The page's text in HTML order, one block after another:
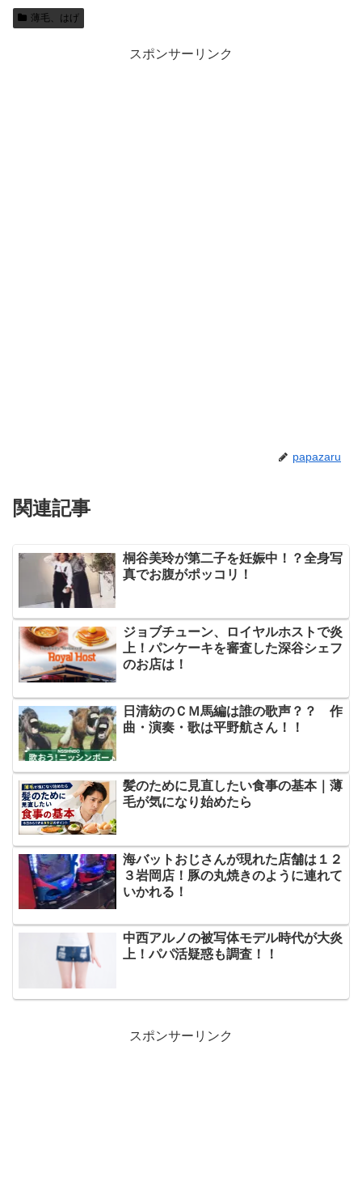
薄毛、はげ
スポンサーリンク
papazaru
関連記事
桐谷美玲が第二子を妊娠中！？全身写
真でお腹がポッコリ！
ジョブチューン、ロイヤルホストで炎
上！パンケーキを審査した深谷シェフ
のお店は！
日清紡のＣＭ馬編は誰の歌声？？ 作
曲・演奏・歌は平野航さん！！
髪のために見直したい食事の基本｜薄
毛が気になり始めたら
海バットおじさんが現れた店舗は１２
３岩岡店！豚の丸焼きのように連れて
いかれる！
中西アルノの被写体モデル時代が大炎
上！パパ活疑惑も調査！！
スポンサーリンク